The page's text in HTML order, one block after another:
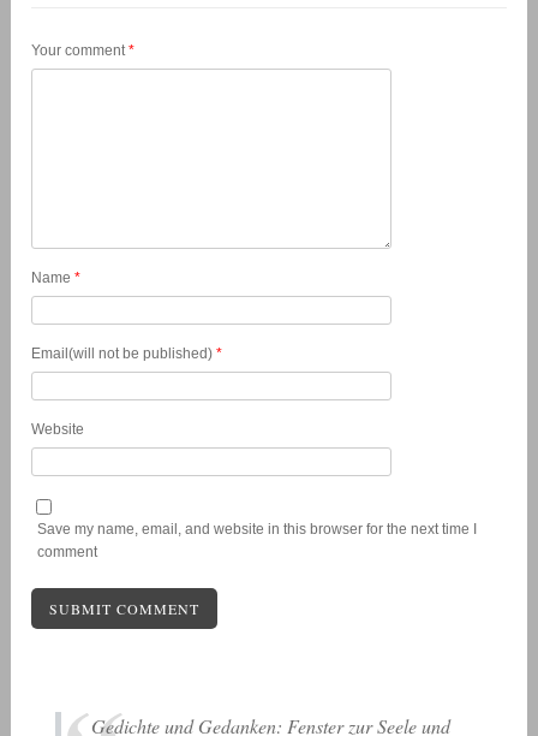
Your comment*
Name*
Email(will not be published)*
Website
Save my name, email, and website in this browser for the next time I
comment
Gedichte und Gedanken: Fenster zur Seele und